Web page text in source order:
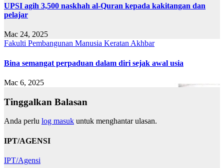
UPSI agih 3,500 naskhah al-Quran kepada kakitangan dan
pelajar
Mac 24, 2025
Fakulti Pembangunan Manusia Keratan Akhbar
Bina semangat perpaduan dalam diri sejak awal usia
Mac 6, 2025
Tinggalkan Balasan
Anda perlu log masuk untuk menghantar ulasan.
IPT/AGENSI
IPT/Agensi